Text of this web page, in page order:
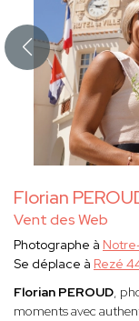
Florian
Vent des Web
Photographe à
Se déplace à Rezé
Florian PEROUD,
moments avec